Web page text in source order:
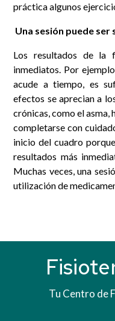
práctica algunos
Una sesión puede ser
Los resultados de la
inmediatos. Por
acude a tiempo, es
efectos se aprecian a
crónicas, como el asma,
completarse con
inicio del cuadro
resultados más
Muchas veces, una
utilización de
Tu Centro de